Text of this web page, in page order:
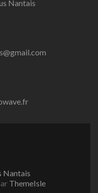
Nantais
Nantais
ThemeIsle